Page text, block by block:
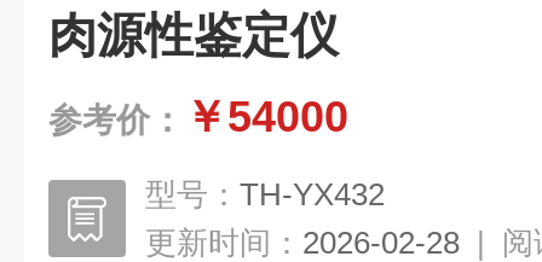
肉源性鉴定仪
参考价： ￥54000
型号： TH-YX432
更新时间： 2026-02-28 | 阅